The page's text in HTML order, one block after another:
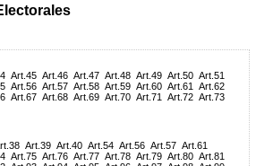
Art.45 Art.46 Art.47 Art.48 Art.49 Art.50 Art.51
Art.56 Art.57 Art.58 Art.59 Art.60 Art.61
Art.62
Art.67 Art.68 Art.69 Art.70 Art.71 Art.72 Art.73
Art.39 Art.40 Art.54 Art.56 Art.57 Art.61
Art.75 Art.76 Art.77 Art.78 Art.79 Art.80 Art.81